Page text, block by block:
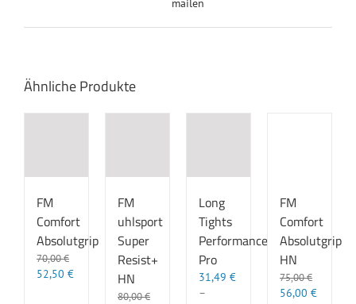
mailen
Ähnliche Produkte
FM
Comfort
Absolutgrip
70,00€
Ursprünglicher
52,50 €Aktueller
FM
uhlsport
Super
Resist+
HN
80,00€
Long
Tights
Performance
Pro
31,49 €
–
FM
Comfort
Absolutgrip
HN
75,00€
Ursprünglicher
56,00 €